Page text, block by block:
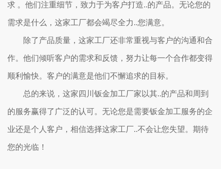
求 。他们注重细节，致力于为客户打造..的产品。无论您的
需求是什么，这家工厂都会竭尽全力..您满意。
除了产品质量，这家工厂还非常重视与客户的沟通和合
作。他们倾听客户的需求和反馈，努力让每一个合作都变得
顺利愉快。客户的满意是他们不懈追求的目标。
总的来说，这家四川钣金加工厂家以其..的产品和周到
的服务赢得了广泛的认可。无论您是需要钣金加工服务的企
业还是个人客户，相信选择这家工厂..不会让您失望。期待
您的光临！